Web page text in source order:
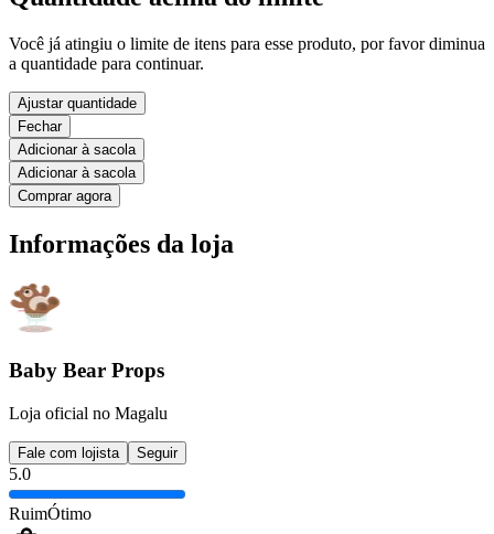
Você já atingiu o limite de itens para esse produto, por favor diminua
a quantidade para continuar.
Ajustar quantidade
Fechar
Adicionar à sacola
Adicionar à sacola
Comprar agora
Informações da loja
Baby Bear Props
Loja oficial no Magalu
Fale com lojista Seguir
5.0
RuimÓtimo